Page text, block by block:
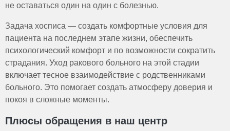
не оставаться один на один с болезнью.
Задача хосписа — создать комфортные условия для
пациента на последнем этапе жизни, обеспечить
психологический комфорт и по возможности сократить
страдания. Уход ракового больного на этой стадии
включает тесное взаимодействие с родственниками
больного. Это помогает создать атмосферу доверия и
покоя в сложные моменты.
Плюсы обращения в наш центр